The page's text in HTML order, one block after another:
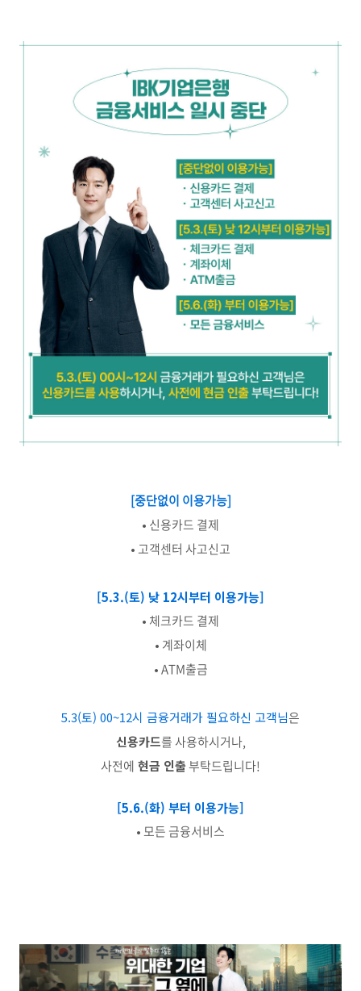
[중단없이 이용가능]
• 신용카드 결제
• 고객센터 사고신고
[5.3.(토) 낮 12시부터 이용가능]
• 체크카드 결제
• 계좌이체
• ATM출금
5.3(토) 00~12시 금융거래가 필요하신 고객님은
신용카드를 사용하시거나,
사전에 현금 인출부탁드립니다!
[5.6.(화) 부터 이용가능]
• 모든 금융서비스